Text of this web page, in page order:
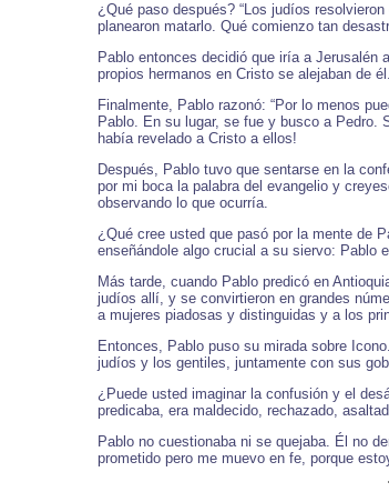
¿Qué paso después? “Los judíos
planearon matarlo. Qué comienzo tan
Pablo entonces decidió que iría a Jerusalén
propios hermanos en Cristo se alejaban de él.
Finalmente, Pablo razonó: “Por lo menos
Pablo. En su lugar, se fue y busco a Pedro.
había revelado a Cristo a ellos!
Después, Pablo tuvo que sentarse en la
por mi boca la palabra del evangelio y
observando lo que ocurría.
¿Qué cree usted que pasó por la mente de
enseñándole algo crucial a su siervo: Pablo
Más tarde, cuando Pablo predicó en
judíos allí, y se convirtieron en grandes
a mujeres piadosas y distinguidas y a los
Entonces, Pablo puso su mirada sobre
judíos y los gentiles, juntamente con sus
¿Puede usted imaginar la confusión y el
predicaba, era maldecido, rechazado,
Pablo no cuestionaba ni se quejaba. Él no
prometido pero me muevo en fe, porque